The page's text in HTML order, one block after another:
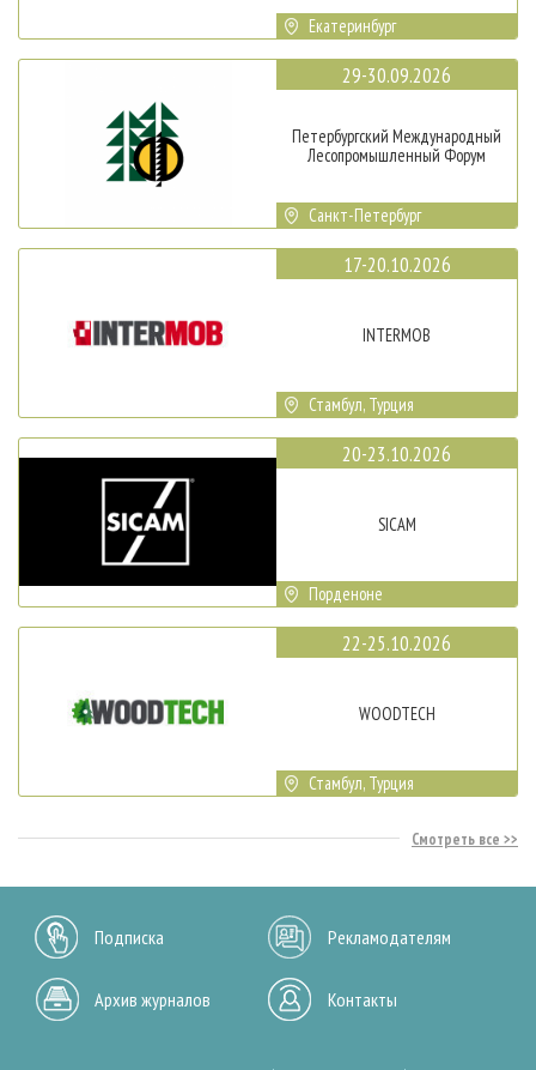
Екатеринбург
29-30.09.2026
Петербургский Международный
Лесопромышленный Форум
Санкт-Петербург
17-20.10.2026
INTERMOB
Стамбул, Турция
20-23.10.2026
SICAM
Порденоне
22-25.10.2026
WOODTECH
Стамбул, Турция
Смотреть все
Подписка Рекламодателям
Архив журналов Контакты